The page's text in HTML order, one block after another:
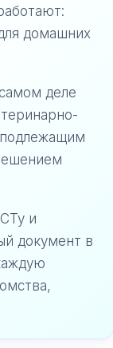
домашних
деле
и
документ в